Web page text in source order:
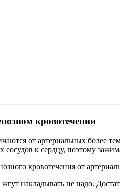
кровотечении
от артериальных более
сосудов к сердцу, поэтому
кровотечения от
накладывать не надо.